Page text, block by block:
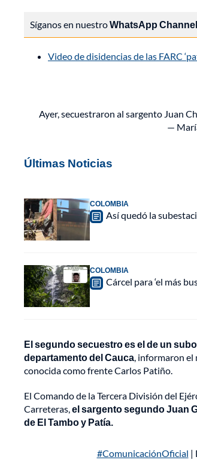
Síganos en nuestroWhatsApp Channel
Video de disidencias de las FARC
Ayer, secuestraron al sargento Juan
—
Últimas Noticias
COLOMBIA
Así quedó la
COLOMBIA
Cárcel para ‘el más
El segundo secuestro es el de un
departamento del Cauca, informaron el
conocida como frente Carlos Patiño.
El Comando de la Tercera División del
Carreteras,el sargento segundo Juan
de El Tambo y Patía.
#ComunicaciónOficial |